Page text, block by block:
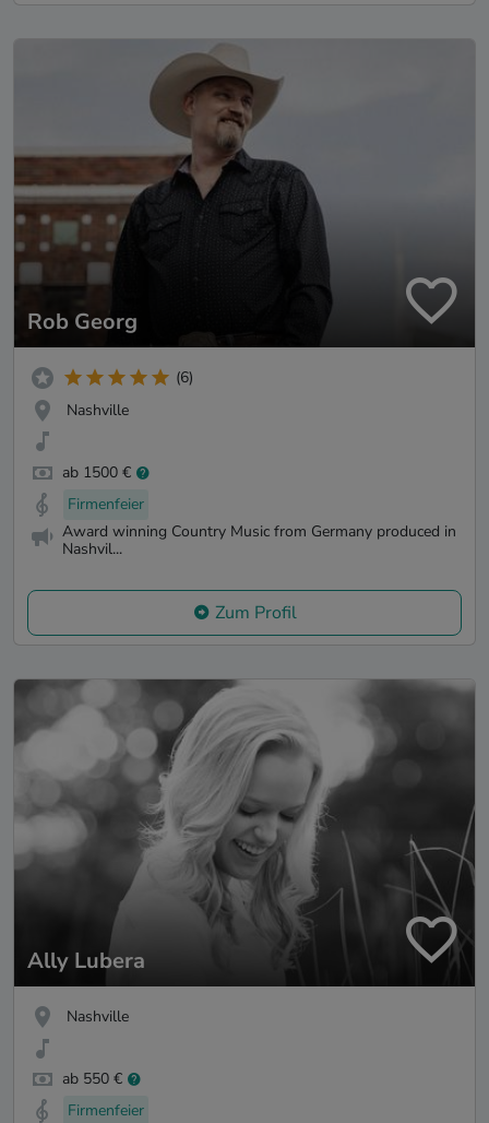
Rob Georg
(6)
Nashville
ab 1500 €
Firmenfeier
Award winning Country Music from Germany produced in
Nashvil...
Zum Profil
Ally Lubera
Nashville
ab 550 €
Firmenfeier